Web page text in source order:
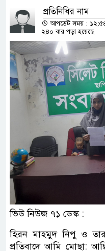
প্রতিনিধির নাম
আপডেট সময় :
২৪০ বার পড়া হয়েছে
ভিউ নিউজ ৭১ ডেস্ক :
হিরন মাহমুদ নিপু ও তার
প্রতিবাদে আমি মোছা: